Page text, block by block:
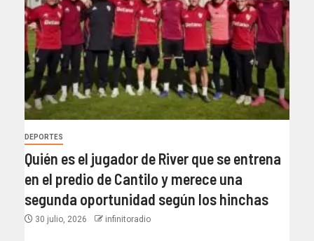
DEPORTES
Quién es el jugador de River que se entrena
en el predio de Cantilo y merece una
segunda oportunidad según los hinchas
30 julio, 2026 infinitoradio